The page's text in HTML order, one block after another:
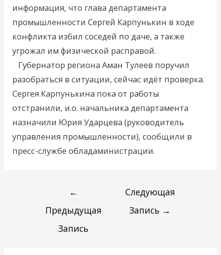
информация, что глава департамента
промышленности Сергей Карпунькин в ходе
конфликта избил соседей по даче, а также
угрожал им физической расправой.
Губернатор региона Аман Тулеев поручил
разобраться в ситуации, сейчас идёт проверка.
Сергея Карпунькина пока от работы
отстранили, и.о. начальника департамента
назначили Юрия Ударцева (руководитель
управления промышленности), сообщили в
пресс-службе обладаминистрации.
←
Предыдущая
Запись
Следующая
Запись →